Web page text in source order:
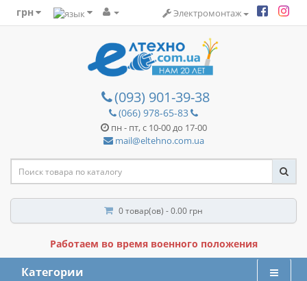
грн Электромонтаж
(093) 901-39-38
(066) 978-65-83
пн - пт, с 10-00 до 17-00
mail@eltehno.com.ua
0 товар(ов) - 0.00 грн
Работаем во время военного положения
Категории